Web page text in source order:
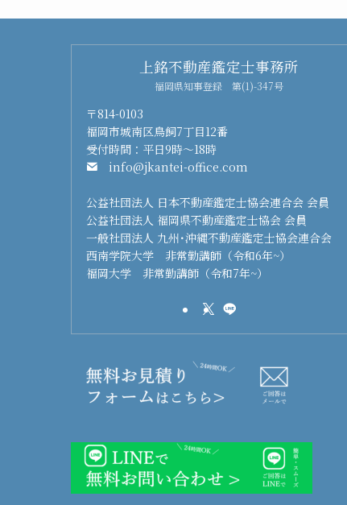
上銘不動産鑑定士事務所
福岡県知事登録 第(1)-347号
〒814-0103
福岡市城南区鳥飼7丁目12番
受付時間：平日9時～18時
info@jkantei-office.com
公益社団法人 日本不動産鑑定士協会連合会 会員
公益社団法人 福岡県不動産鑑定士協会 会員
一般社団法人 九州･沖縄不動産鑑定士協会連合会
西南学院大学 非常勤講師（令和6年~）
福岡大学 非常勤講師（令和7年~）